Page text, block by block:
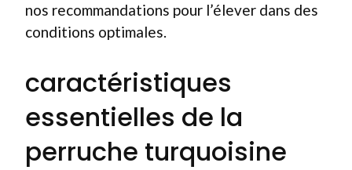
nos recommandations pour l’élever dans des
conditions optimales.
caractéristiques
essentielles de la
perruche turquoisine